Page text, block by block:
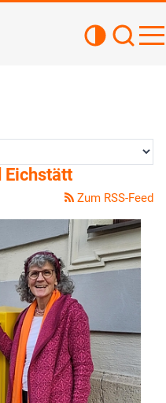
Eichstätt
Zum RSS-Feed